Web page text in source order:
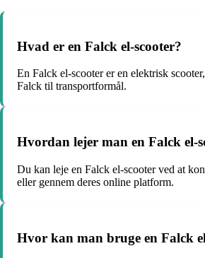
Hvad er en Falck el-scooter?
En Falck el-scooter er en elektrisk
Falck til transportformål.
Hvordan lejer man en Falck el-
Du kan leje en Falck el-scooter ved at
eller gennem deres online platform.
Hvor kan man bruge en Falck